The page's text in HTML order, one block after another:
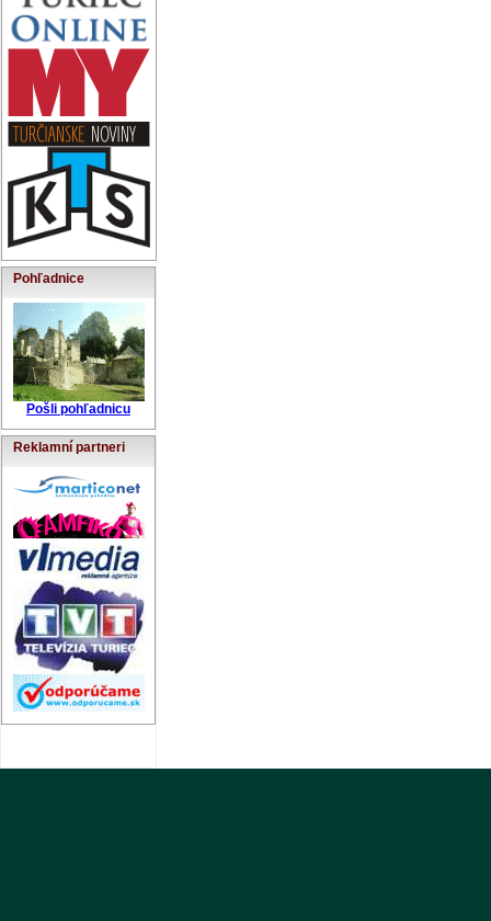
Pohľadnice
Pošli pohľadnicu
Reklamní partneri